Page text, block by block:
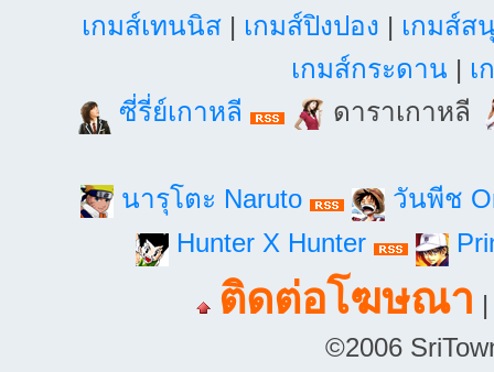
เกมส์เทนนิส| เกมส์ปิงปอง | เกมส์ส
เกมส์กระดาน | เ
ซี่รี่ย์เกาหลี
ดาราเกาหลี
นารุโตะ Naruto
วันพีช
Hunter X Hunter
ติดต่อโฆษณา
©2006